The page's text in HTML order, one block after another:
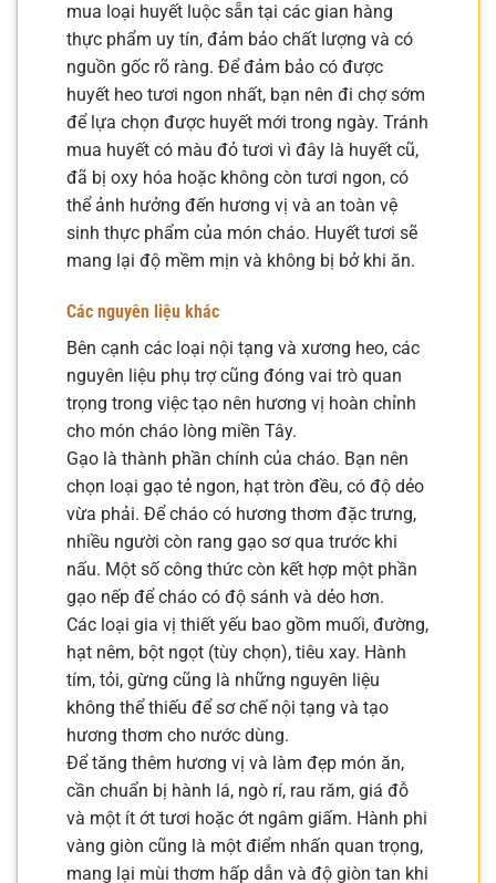
mua loại huyết luộc sẵn tại các gian hàng
thực phẩm uy tín, đảm bảo chất lượng và có
nguồn gốc rõ ràng. Để đảm bảo có được
huyết heo tươi ngon nhất, bạn nên đi chợ sớm
để lựa chọn được huyết mới trong ngày. Tránh
mua huyết có màu đỏ tươi vì đây là huyết cũ,
đã bị oxy hóa hoặc không còn tươi ngon, có
thể ảnh hưởng đến hương vị và an toàn vệ
sinh thực phẩm của món cháo. Huyết tươi sẽ
mang lại độ mềm mịn và không bị bở khi ăn.
Các nguyên liệu khác
Bên cạnh các loại nội tạng và xương heo, các
nguyên liệu phụ trợ cũng đóng vai trò quan
trọng trong việc tạo nên hương vị hoàn chỉnh
cho món cháo lòng miền Tây.
Gạo là thành phần chính của cháo. Bạn nên
chọn loại gạo tẻ ngon, hạt tròn đều, có độ dẻo
vừa phải. Để cháo có hương thơm đặc trưng,
nhiều người còn rang gạo sơ qua trước khi
nấu. Một số công thức còn kết hợp một phần
gạo nếp để cháo có độ sánh và dẻo hơn.
Các loại gia vị thiết yếu bao gồm muối, đường,
hạt nêm, bột ngọt (tùy chọn), tiêu xay. Hành
tím, tỏi, gừng cũng là những nguyên liệu
không thể thiếu để sơ chế nội tạng và tạo
hương thơm cho nước dùng.
Để tăng thêm hương vị và làm đẹp món ăn,
cần chuẩn bị hành lá, ngò rí, rau răm, giá đỗ
và một ít ớt tươi hoặc ớt ngâm giấm. Hành phi
vàng giòn cũng là một điểm nhấn quan trọng,
mang lại mùi thơm hấp dẫn và độ giòn tan khi